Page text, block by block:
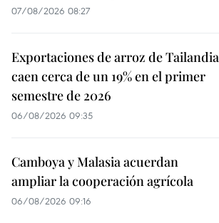
07/08/2026 08:27
Exportaciones de arroz de Tailandia
caen cerca de un 19% en el primer
semestre de 2026
06/08/2026 09:35
Camboya y Malasia acuerdan
ampliar la cooperación agrícola
06/08/2026 09:16